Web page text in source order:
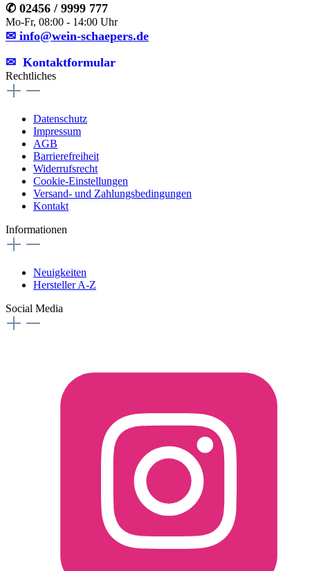
✆ 02456 / 9999 777
Mo-Fr, 08:00 - 14:00 Uhr
✉ info@wein-schaepers.de
✉︎ Kontaktformular
Rechtliches
Datenschutz
Impressum
AGB
Barrierefreiheit
Widerrufsrecht
Cookie-Einstellungen
Versand- und Zahlungsbedingungen
Kontakt
Informationen
Neuigkeiten
Hersteller A-Z
Social Media